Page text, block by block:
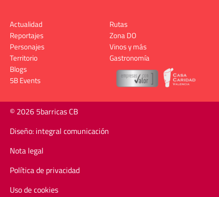
Actualidad
Reportajes
Personajes
Territorio
Rutas
Zona DO
Vinos y más
Gastronomía
Blogs
5B Events
© 2026 5barricas CB
Diseño: integral comunicación
Nota legal
Política de privacidad
Uso de cookies